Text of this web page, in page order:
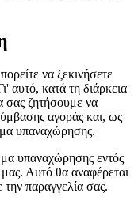
να ξεκινήσετε
αυτό, κατά τη διάρκεια
σας ζητήσουμε να
αγοράς και, ως
υπαναχώρησης.
υπαναχώρησης εντός
Αυτό θα αναφέρεται
παραγγελία σας.